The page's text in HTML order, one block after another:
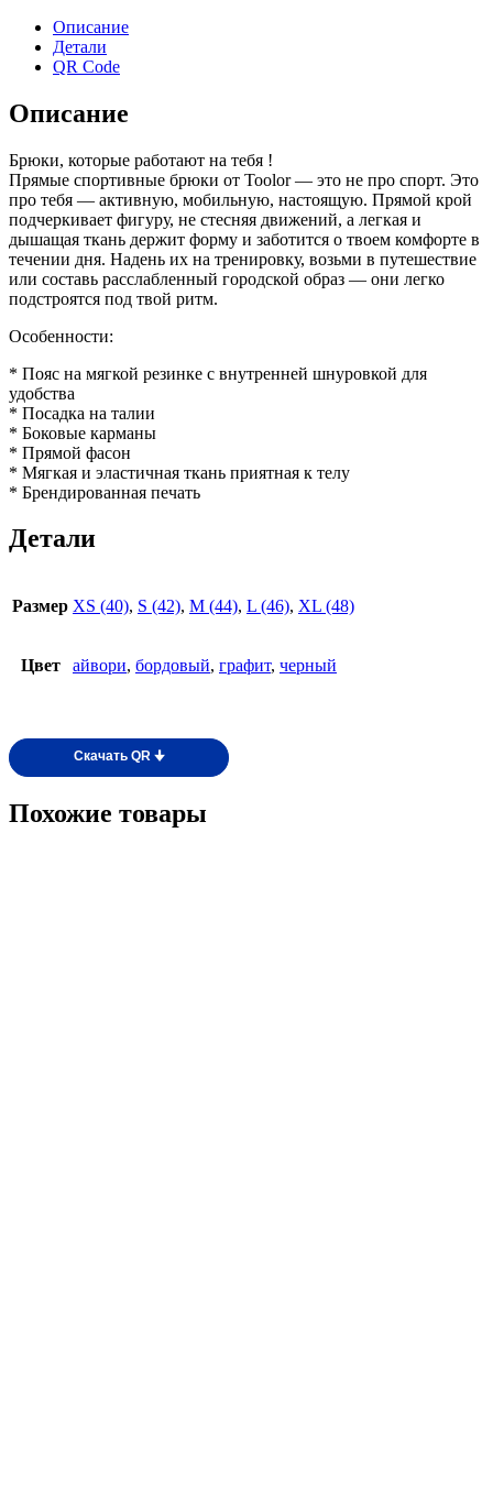
Описание
Детали
QR Code
Описание
Брюки, которые работают на тебя !
Прямые спортивные брюки от Toolor — это не про спорт. Это
про тебя — активную, мобильную, настоящую. Прямой крой
подчеркивает фигуру, не стесняя движений, а легкая и
дышащая ткань держит форму и заботится о твоем комфорте в
течении дня. Надень их на тренировку, возьми в путешествие
или составь расслабленный городской образ — они легко
подстроятся под твой ритм.
Особенности:
* Пояс на мягкой резинке с внутренней шнуровкой для
удобства
* Посадка на талии
* Боковые карманы
* Прямой фасон
* Мягкая и эластичная ткань приятная к телу
* Брендированная печать
Детали
Размер XS (40), S (42), M (44), L (46), XL (48)
Цвет айвори, бордовый, графит, черный
Скачать QR 🠋
Похожие товары